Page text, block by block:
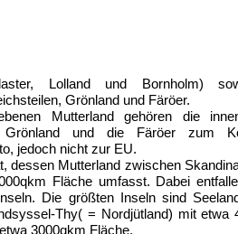
Lolland und Bornholm)
Grönland und Färöer.
Mutterland gehören die
Grönland und die Färöer zum
jedoch nicht zur EU.
dessen Mutterland zwischen
Fläche umfasst. Dabei
Die größten Inseln sind
Thy( = Nordjütland) mit etwa
3000qkm Fläche.